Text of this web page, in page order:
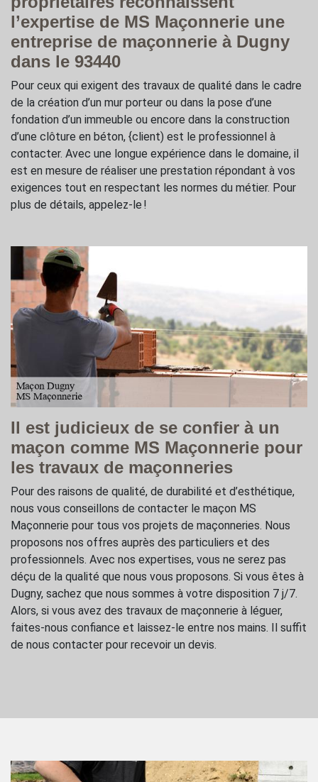
l’expertise de MS Maçonnerie une
entreprise de maçonnerie à Dugny
dans le 93440
Pour ceux qui exigent des travaux de qualité dans le cadre
de la création d’un mur porteur ou dans la pose d’une
fondation d’un immeuble ou encore dans la construction
d’une clôture en béton, {client) est le professionnel à
contacter. Avec une longue expérience dans le domaine, il
est en mesure de réaliser une prestation répondant à vos
exigences tout en respectant les normes du métier. Pour
plus de détails, appelez-le !
Il est judicieux de se confier à un
maçon comme MS Maçonnerie pour
les travaux de maçonneries
Pour des raisons de qualité, de durabilité et d’esthétique,
nous vous conseillons de contacter le maçon MS
Maçonnerie pour tous vos projets de maçonneries. Nous
proposons nos offres auprès des particuliers et des
professionnels. Avec nos expertises, vous ne serez pas
déçu de la qualité que nous vous proposons. Si vous êtes à
Dugny, sachez que nous sommes à votre disposition 7 j/7.
Alors, si vous avez des travaux de maçonnerie à léguer,
faites-nous confiance et laissez-le entre nos mains. Il suffit
de nous contacter pour recevoir un devis.